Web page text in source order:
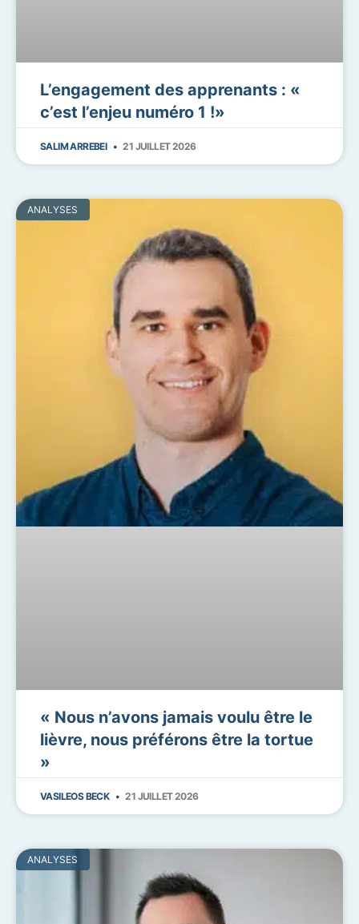
L’engagement des apprenants : «
c’est l’enjeu numéro 1 !»
SALIM ARREBEI 21 JUILLET 2026
ANALYSES
« Nous n’avons jamais voulu être le
lièvre, nous préférons être la tortue
»
VASILEOS BECK 21 JUILLET 2026
ANALYSES